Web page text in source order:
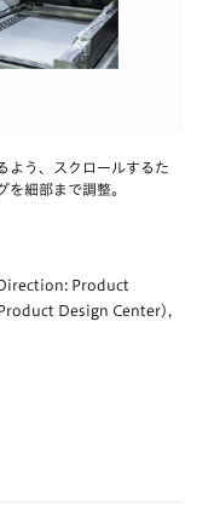
よう、スクロールするた
細部まで調整。
Product
Design Center),